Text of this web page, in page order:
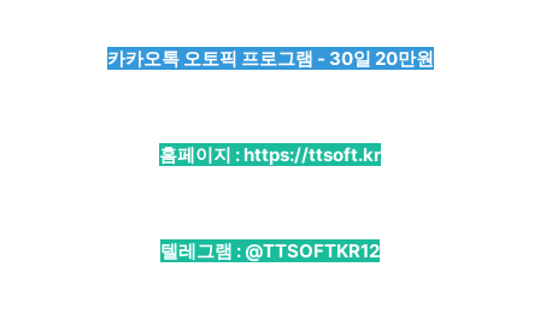
카카오톡 오토픽 프로그램 - 30일 20만원
홈페이지 :https://ttsoft.kr
텔레그램 : @TTSOFTKR12